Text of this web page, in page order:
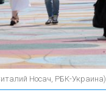
Носач, РБК-Украина)